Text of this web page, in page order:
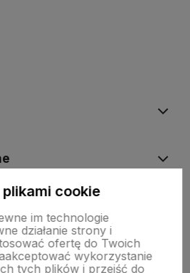
plikami cookie
im technologie
działanie strony i
ofertę do Twoich
wykorzystanie
tych plików i przejść do